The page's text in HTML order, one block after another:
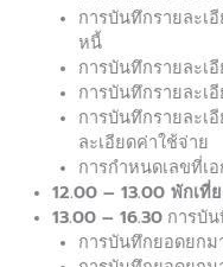
การบันทึกรายละเ
หนี้
การบันทึกรายละเ
การบันทึกรายละเ
การบันทึกรายละเ
ละเอียดค่าใช้จ่าย
การกำหนดเลขที่เ
12.00 – 13.00 พักเที่
13.00 – 16.30การบัน
การบันทึกยอดยก